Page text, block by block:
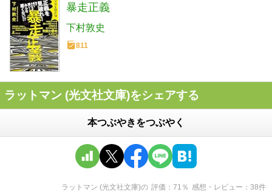
暴走正義
下村敦史
811
ラットマン (光文社文庫)をシェアする
本つぶやきをつぶやく
ラットマン (光文社文庫)の 評価 71 ％ 感想・レビュー 38件